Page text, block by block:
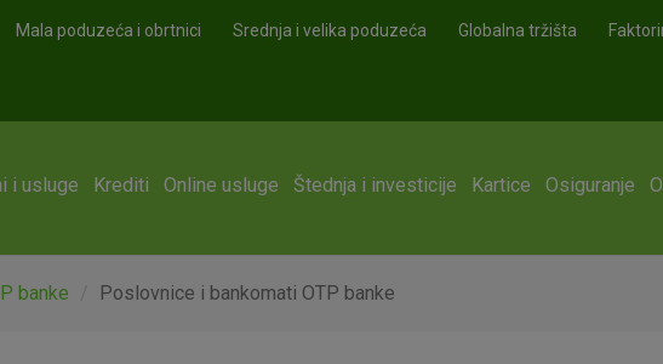
Mala poduzeća i obrtnici Srednja i velika poduzeća Globalna tržišta
i usluge Krediti Online usluge Štednja i investicije Kartice Osiguranje
banke Poslovnice i bankomati OTP banke